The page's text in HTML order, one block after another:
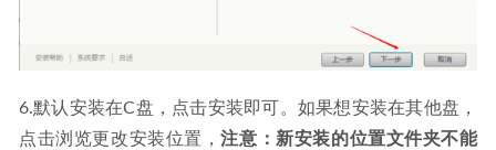
6.默认安装在C盘，点击安装即可。如果想安装在其他盘，
点击浏览更改安装位置，注意：新安装的位置文件夹不能